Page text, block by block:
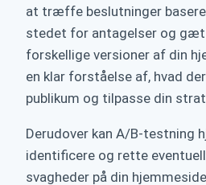
at træffe beslutninger
stedet for antagelser og
forskellige versioner af din
en klar forståelse af, hvad
publikum og tilpasse din
Derudover kan A/B-testning
identificere og rette
svagheder på din